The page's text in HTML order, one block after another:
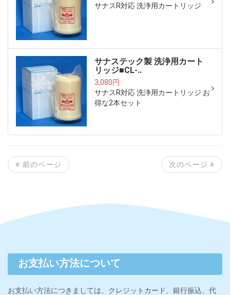
サナスR対応 洗浄用カートリッジ
サナステック製 洗浄用カート
リッジ■CL-..
3,080円
サナスR対応 洗浄用カートリッジ お
得な2本セット
前のページ 次のページ
お支払い方法について
お支払い方法につきましては、クレジットカード、銀行振込、代